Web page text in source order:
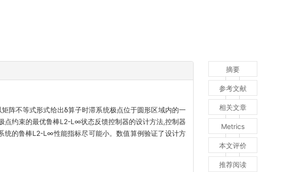
阵不等式形式给出δ算子时滞系统极点位于圆形区域内的一
点约束的最优鲁棒L2-L∞状态反馈控制器的设计方法,控制器
统的鲁棒L2-L∞性能指标尽可能小。数值算例验证了设计方
摘要
参考文献
相关文章
Metrics
本文评价
推荐阅读